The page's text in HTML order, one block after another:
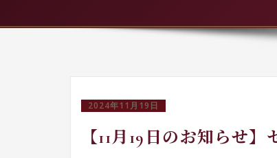
2024年11月19日
【11月19日のお知らせ